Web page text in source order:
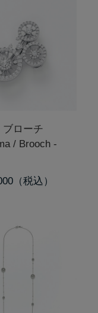
ブローチ
/ Brooch -